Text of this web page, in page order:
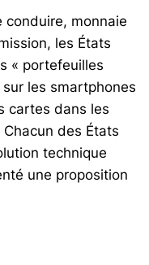
monnaie
les États
« portefeuilles
les smartphones
cartes dans les
des États
technique
une proposition